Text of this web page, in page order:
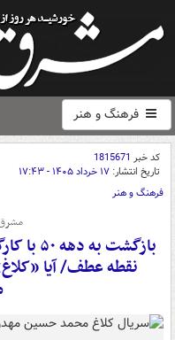
فرهنگ و هنر
کد خبر 1815671
تاریخ انتشار: ۱۷ خرداد ۱۴۰۵ - ۱۷:۴۳
فرهنگ و هنر
بازگشت
نقطه عطف/ آیا